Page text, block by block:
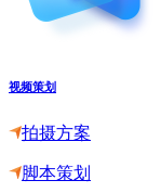
视频策划
拍摄方案
脚本策划